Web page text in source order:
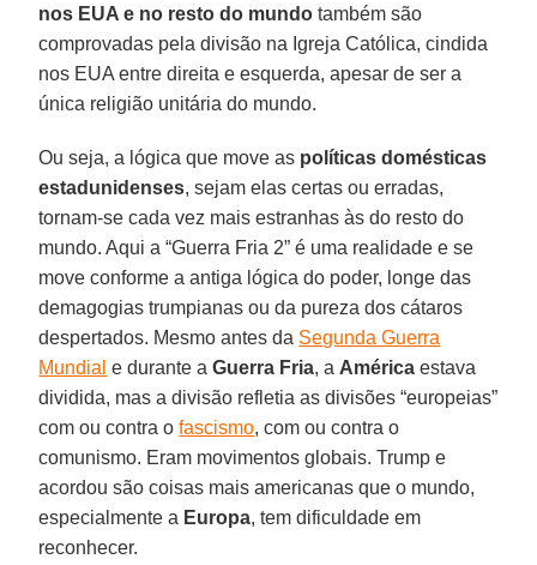
nos EUA e no resto do mundo também são
comprovadas pela divisão na Igreja Católica, cindida
nos EUA entre direita e esquerda, apesar de ser a
única religião unitária do mundo.
Ou seja, a lógica que move as políticas domésticas
estadunidenses, sejam elas certas ou erradas,
tornam-se cada vez mais estranhas às do resto do
mundo. Aqui a “Guerra Fria 2” é uma realidade e se
move conforme a antiga lógica do poder, longe das
demagogias trumpianas ou da pureza dos cátaros
despertados. Mesmo antes da Segunda Guerra
Mundial e durante aGuerra Fria, a América estava
dividida, mas a divisão refletia as divisões “europeias”
com ou contra ofascismo, com ou contra o
comunismo. Eram movimentos globais. Trump e
acordou são coisas mais americanas que o mundo,
especialmente a Europa, tem dificuldade em
reconhecer.